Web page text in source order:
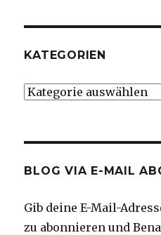
KATEGORIEN
Kategorien
BLOG VIA E-MAIL
Gib deine E-Mail-
zu abonnieren und